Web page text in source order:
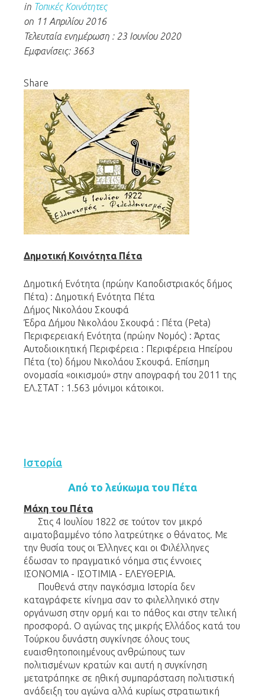
in Τοπικές Κοινότητες
on 11 Απριλίου 2016
Τελευταία ενημέρωση : 23 Ιουνίου 2020
Εμφανίσεις: 3663
Share
Δημοτική Κοινότητα Πέτα
Δημοτική Ενότητα (πρώην Καποδιστριακός δήμος
Πέτα) : Δημοτική Ενότητα Πέτα
Δήμος Νικολάου Σκουφά
Έδρα Δήμου Νικολάου Σκουφά : Πέτα (Peta)
Περιφερειακή Ενότητα (πρώην Νομός) : Άρτας
Αυτοδιοικητική Περιφέρεια : Περιφέρεια Ηπείρου
Πέτα (το) δήμου Νικολάου Σκουφά. Επίσημη
ονομασία «οικισμού» στην απογραφή του 2011 της
ΕΛ.ΣΤΑΤ : 1.563 μόνιμοι κάτοικοι.
Ιστορία
Από το λεύκωμα του Πέτα
Μάχη του Πέτα
Στις 4 Ιουλίου 1822 σε τούτον τον μικρό
αιματοβαμμένο τόπο λατρεύτηκε ο θάνατος. Με
την θυσία τους οι Έλληνες και οι Φιλέλληνες
έδωσαν το πραγματικό νόημα στις έννοιες
ΙΣΟΝΟΜΙΑ - ΙΣΟΤΙΜΙΑ - ΕΛΕΥΘΕΡΙΑ.
Πουθενά στην παγκόσμια Ιστορία δεν
καταγράφετε κίνημα σαν το φιλελληνικό στην
οργάνωση στην ορμή και το πάθος και στην τελική
προσφορά. Ο αγώνας της μικρής Ελλάδος κατά του
Τούρκου δυνάστη συγκίνησε όλους τους
ευαισθητοποιημένους ανθρώπους των
πολιτισμένων κρατών και αυτή η συγκίνηση
μετατράπηκε σε ηθική συμπαράσταση πολιτιστική
ανάδειξη του αγώνα αλλά κυρίως στρατιωτική